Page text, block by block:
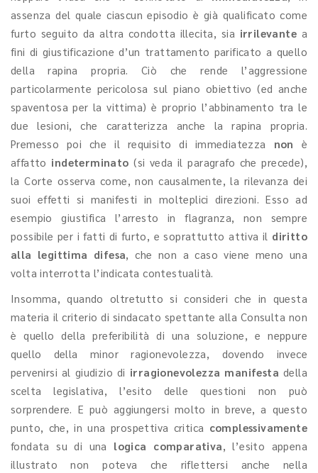
assenza del quale ciascun episodio è già qualificato come
furto seguito da altra condotta illecita, sia irrilevante a
fini di giustificazione d’un trattamento parificato a quello
della rapina propria. Ciò che rende l’aggressione
particolarmente pericolosa sul piano obiettivo (ed anche
spaventosa per la vittima) è proprio l’abbinamento tra le
due lesioni, che caratterizza anche la rapina propria.
Premesso poi che il requisito di immediatezza non è
affatto indeterminato(si veda il paragrafo che precede),
la Corte osserva come, non causalmente, la rilevanza dei
suoi effetti si manifesti in molteplici direzioni. Esso ad
esempio giustifica l’arresto in flagranza, non sempre
possibile per i fatti di furto, e soprattutto attiva il diritto
alla legittima difesa, che non a caso viene meno una
volta interrotta l’indicata contestualità.
Insomma, quando oltretutto si consideri che in questa
materia il criterio di sindacato spettante alla Consulta non
è quello della preferibilità di una soluzione, e neppure
quello della minor ragionevolezza, dovendo invece
pervenirsi al giudizio di irragionevolezza manifesta della
scelta legislativa, l’esito delle questioni non può
sorprendere. E può aggiungersi molto in breve, a questo
punto, che, in una prospettiva critica complessivamente
fondata su di una logica comparativa, l’esito appena
illustrato non poteva che riflettersi anche nella